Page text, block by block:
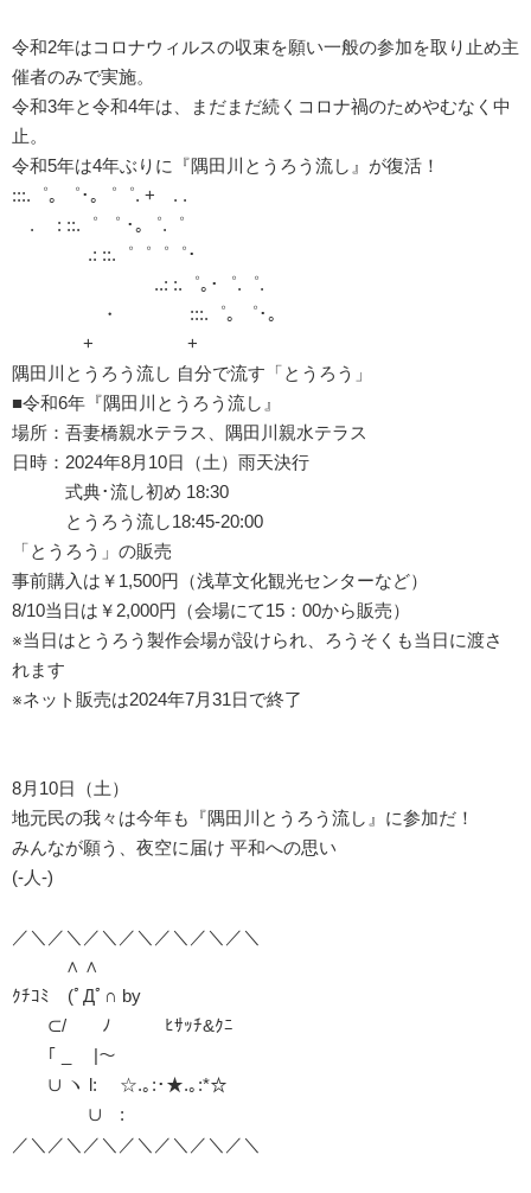
令和2年はコロナウィルスの収束を願い一般の参加を取り止め主
催者のみで実施。
令和3年と令和4年は、まだまだ続くコロナ禍のためやむなく中
止。
令和5年は4年ぶりに『隅田川とうろう流し』が復活！
:::.゜｡ ゜･｡゜゜. + . .
. : ::.゜ ゜ ･｡゜.゜
.: ::.゜゜゜゜･
..: :.゜｡･゜.゜.
・ :::.゜｡ ゜･｡
+ +
隅田川とうろう流し 自分で流す「とうろう」
■令和6年『隅田川とうろう流し』
場所：吾妻橋親水テラス、隅田川親水テラス
日時：2024年8月10日（土）雨天決行
式典･流し初め 18:30
とうろう流し18:45-20:00
「とうろう」の販売
事前購入は￥1,500円（浅草文化観光センターなど）
8/10当日は￥2,000円（会場にて15：00から販売）
※当日はとうろう製作会場が設けられ、ろうそくも当日に渡さ
れます
※ネット販売は2024年7月31日で終了
8月10日（土）
地元民の我々は今年も『隅田川とうろう流し』に参加だ！
みんなが願う、夜空に届け 平和への思い
(-人-)
／＼／＼／＼／＼／＼／＼／＼
∧ ∧
ｸﾁｺﾐ (ﾟДﾟ∩ by
⊂/ ﾉ ﾋｻｯﾁ&ｸﾆ
｢ _ |～ ￣￣￣￣
∪ ヽ l: ☆.｡:･★.｡:*☆
∪ :
／＼／＼／＼／＼／＼／＼／＼